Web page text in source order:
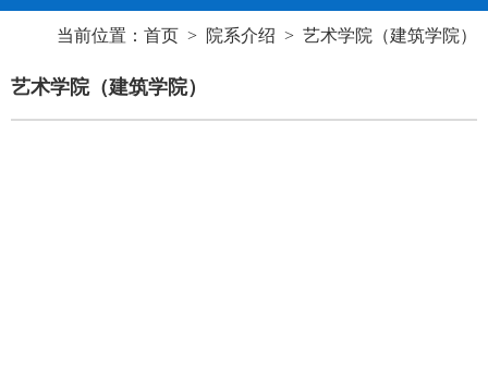
当前位置： 首页 > 院系介绍 > 艺术学院（建筑学院）
艺术学院（建筑学院）